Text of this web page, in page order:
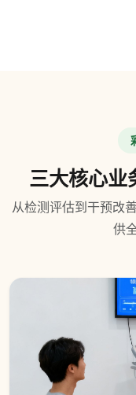
三大核心业
从检测评估到干预改
供